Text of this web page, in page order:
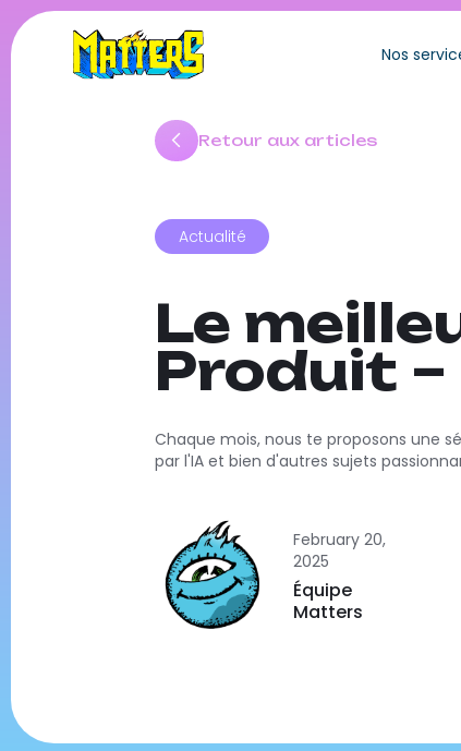
Nos
Retour aux articles
Actualité
Le
Produit
Chaque mois, nous te proposons une
par l'IA et bien d'autres sujets
February 20,
2025
Équipe
Matters